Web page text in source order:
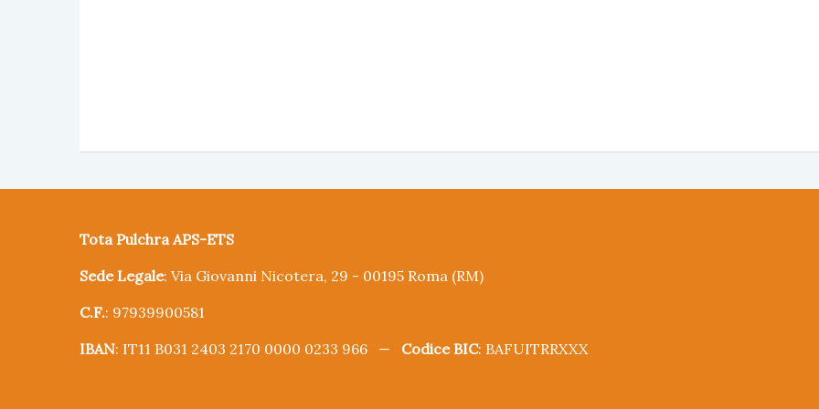
Tota Pulchra APS-ETS
Sede Legale: Via Giovanni Nicotera, 29 - 00195 Roma (RM)
C.F.: 97939900581
IBAN: IT11 B031 2403 2170 0000 0233 966 — Codice BIC: BAFUITRRXXX